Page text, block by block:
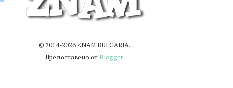
© 2014-2026 ZNAM BULGARIA.
Предоставено от Blogger.